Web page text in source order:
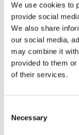
We use cookies to
provide social
We also share
our social media,
may combine it
provided to them
of their services.
Selection
Necessary
Pompa